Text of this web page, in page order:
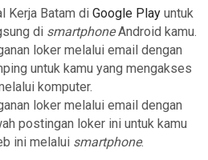
Kerja Batam di Google Playuntuk
di smartphoneAndroid kamu.
loker melalui email dengan
untuk kamu yang mengakses
komputer.
loker melalui email dengan
postingan loker ini untuk kamu
ini melalui smartphone.